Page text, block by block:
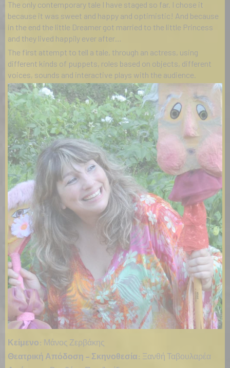
The only contemporary tale I have staged so far. I chose it
because it was sweet and happy and optimistic! And because
in the end the little Dreamer got married to the little Princess
and they lived happily ever after…
The first attempt to tell a tale, through an actress, using
different kinds of puppets, roles based on objects, different
voices, sounds and interactive plays with the audience.
Κείμενο: Μάνος Ζερβάκης
Θεατρική Απόδοση – Σκηνοθεσία: Ξανθή Ταβουλαρέα